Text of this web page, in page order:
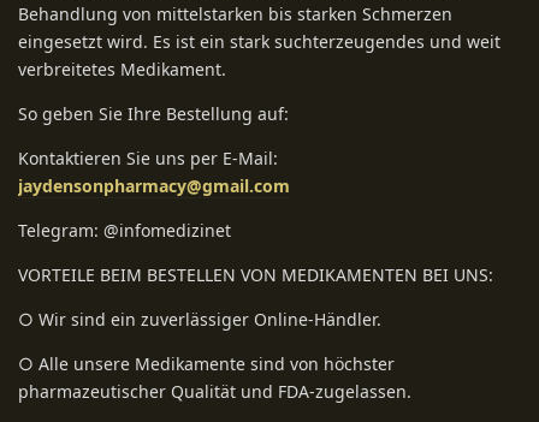
Behandlung von mittelstarken bis starken Schmerzen
eingesetzt wird. Es ist ein stark suchterzeugendes und weit
verbreitetes Medikament.
So geben Sie Ihre Bestellung auf:
Kontaktieren Sie uns per E-Mail:
jaydensonpharmacy@gmail.com
Telegram: @infomedizinet
VORTEILE BEIM BESTELLEN VON MEDIKAMENTEN BEI UNS:
○ Wir sind ein zuverlässiger Online-Händler.
○ Alle unsere Medikamente sind von höchster
pharmazeutischer Qualität und FDA-zugelassen.